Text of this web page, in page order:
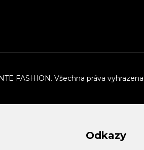
FASHION . Všechna práva vyhrazena.
Odkazy